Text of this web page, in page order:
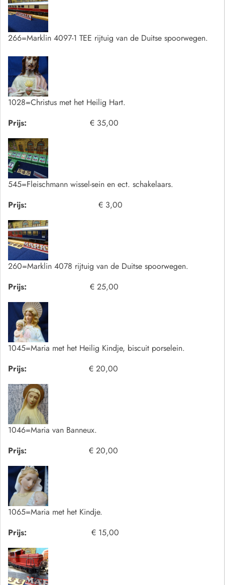
266=Marklin 4097-1 TEE rijtuig van de Duitse spoorwegen.
1028=Christus met het Heilig Hart.
Prijs:
€ 35,00
545=Fleischmann wissel-sein en ect. schakelaars.
Prijs:
€ 3,00
260=Marklin 4078 rijtuig van de Duitse spoorwegen.
Prijs:
€ 25,00
1045=Maria met het Heilig Kindje, biscuit porselein.
Prijs:
€ 20,00
1046=Maria van Banneux.
Prijs:
€ 20,00
1065=Maria met het Kindje.
Prijs:
€ 15,00